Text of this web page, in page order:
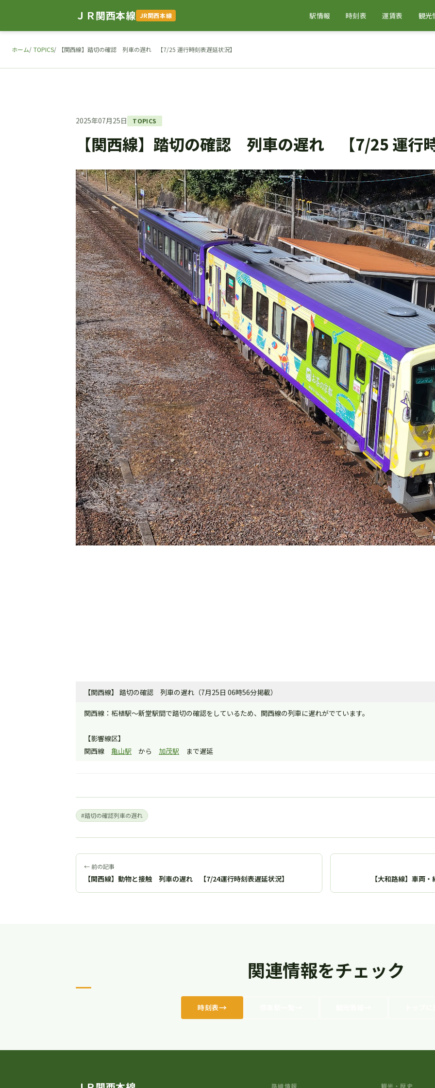
ＪＲ関西本線 JR関西本線 駅情報 時刻表 運賃表 観光
ホーム TOPICS 【関西線】踏切の確認 列車の遅れ 【7/25 運行時刻表遅延状況】
2025年07月25日 TOPICS
【関西線】踏切の確認 列車の遅れ 【7/25 運行時
【関西線】 踏切の確認 列車の遅れ（7月25日 06時56分掲載）
関西線：柘植駅～新堂駅間で踏切の確認をしているため、関西線の列車に遅れがでています。
【影響線区】
関西線 亀山駅 から 加茂駅 まで遅延
#踏切の確認列車の遅れ
← 前の記事
【関西線】動物と接触 列車の遅れ 【7/24運行時刻表遅延状況】 【大和路線】車両
関連情報をチェック
時刻表
路線情報 観光・歴史